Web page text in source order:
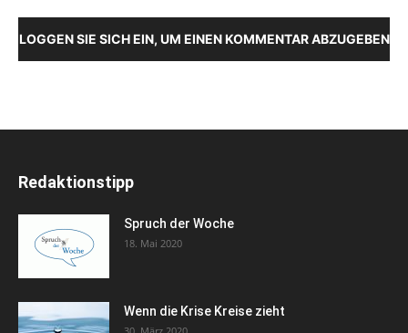
LOGGEN SIE SICH EIN, UM EINEN KOMMENTAR ABZUGEBEN
Redaktionstipp
Spruch der Woche
18. Mai 2020
Wenn die Krise Kreise zieht